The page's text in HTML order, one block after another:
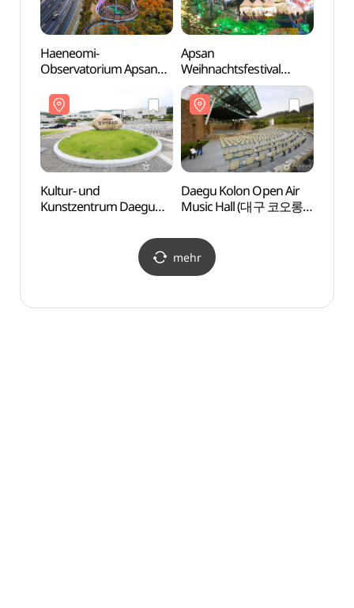
Haeneomi-
Observatorium Apsan
Apsan
Weihnachtsfestival
(앞산크리스마스축제)
Kultur- und
Kunstzentrum Daegu
Daegu Kolon Open Air
Music Hall (대구 코오롱
mehr